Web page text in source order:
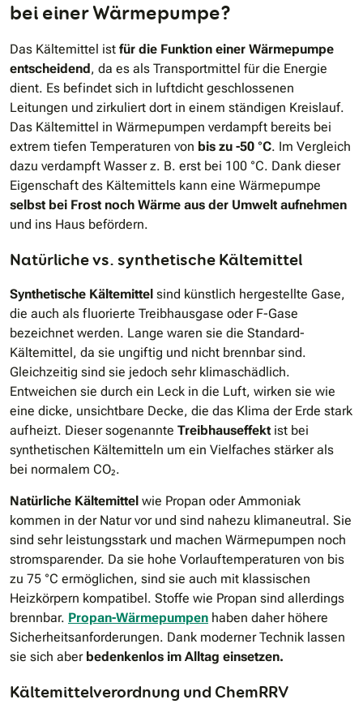
bei einer Wärmepumpe?
Das Kältemittel ist für die Funktion einer Wärmepumpe
entscheidend, da es als Transportmittel für die Energie
dient. Es befindet sich in luftdicht geschlossenen
Leitungen und zirkuliert dort in einem ständigen Kreislauf.
Das Kältemittel in Wärmepumpen verdampft bereits bei
extrem tiefen Temperaturen von bis zu -50 °C. Im Vergleich
dazu verdampft Wasser z. B. erst bei 100 °C. Dank dieser
Eigenschaft des Kältemittels kann eine Wärmepumpe
selbst bei Frost noch Wärme aus der Umwelt aufnehmen
und ins Haus befördern.
Natürliche vs. synthetische Kältemittel
Synthetische Kältemittel sind künstlich hergestellte Gase,
die auch als fluorierte Treibhausgase oder F-Gase
bezeichnet werden. Lange waren sie die Standard-
Kältemittel, da sie ungiftig und nicht brennbar sind.
Gleichzeitig sind sie jedoch sehr klimaschädlich.
Entweichen sie durch ein Leck in die Luft, wirken sie wie
eine dicke, unsichtbare Decke, die das Klima der Erde stark
aufheizt. Dieser sogenannte Treibhauseffekt ist bei
synthetischen Kältemitteln um ein Vielfaches stärker als
bei normalem CO₂.
Natürliche Kältemittel wie Propan oder Ammoniak
kommen in der Natur vor und sind nahezu klimaneutral. Sie
sind sehr leistungsstark und machen Wärmepumpen noch
stromsparender. Da sie hohe Vorlauftemperaturen von bis
zu 75 °C ermöglichen, sind sie auch mit klassischen
Heizkörpern kompatibel. Stoffe wie Propan sind allerdings
brennbar. Propan-Wärmepumpen haben daher höhere
Sicherheitsanforderungen. Dank moderner Technik lassen
sie sich aber bedenkenlos im Alltag einsetzen.
Kältemittelverordnung und ChemRRV